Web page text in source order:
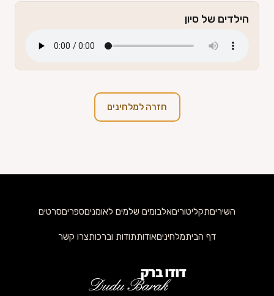
הילדים של סיון
חזרה למלחינים
השיריםתקליטוריםאלבומים שלמים לאומניםספריםסרטים
דף הביתמלחיניםאודותתודות וברכותצרו קשר